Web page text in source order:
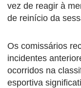
vez de reagir à
de reinício da
Os comissários
incidentes
ocorridos na
esportiva